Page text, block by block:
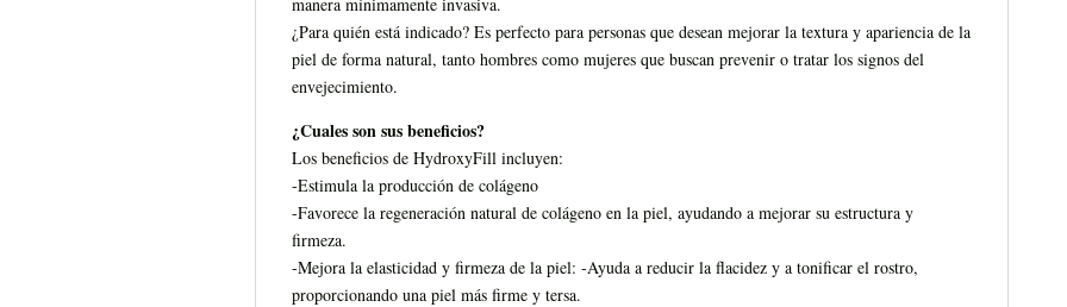
manera mínimamente invasiva.
¿Para quién está indicado? Es perfecto para personas que desean mejorar la textura y apariencia de la
piel de forma natural, tanto hombres como mujeres que buscan prevenir o tratar los signos del
envejecimiento.
¿Cuales son sus beneficios?
Los beneficios de HydroxyFill incluyen:
-Estimula la producción de colágeno
-Favorece la regeneración natural de colágeno en la piel, ayudando a mejorar su estructura y
firmeza.
-Mejora la elasticidad y firmeza de la piel: -Ayuda a reducir la flacidez y a tonificar el rostro,
proporcionando una piel más firme y tersa.